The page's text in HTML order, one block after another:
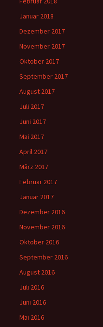
Januar 2018
Dezember 2017
November 2017
Oktober 2017
September 2017
August 2017
Juli 2017
Juni 2017
Mai 2017
April 2017
März 2017
Februar 2017
Januar 2017
Dezember 2016
November 2016
Oktober 2016
September 2016
August 2016
Juli 2016
Juni 2016
Mai 2016